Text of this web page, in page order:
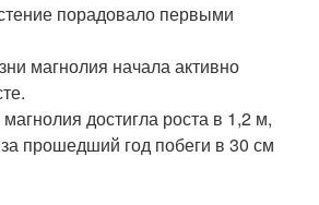
порадовало первыми
магнолия начала активно
достигла роста в 1,2 м,
прошедший год побеги в 30 см